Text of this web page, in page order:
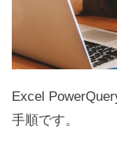
Excel
手順です。